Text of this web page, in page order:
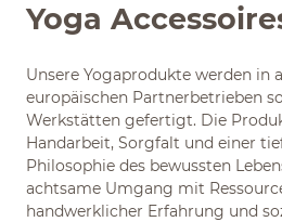
Yoga
Unsere Yogaprodukte werden in
europäischen Partnerbetrieben
Werkstätten gefertigt. Die
Handarbeit, Sorgfalt und einer
Philosophie des bewussten
achtsame Umgang mit
handwerklicher Erfahrung und